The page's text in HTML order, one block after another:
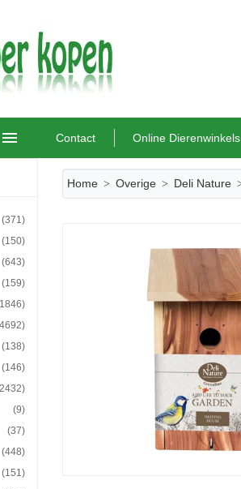
Contact Online Dierenwinkels
(371)
(150)
(643)
(159)
(138)
(146)
(9)
(37)
(448)
(151)
Home Overige Deli Nature